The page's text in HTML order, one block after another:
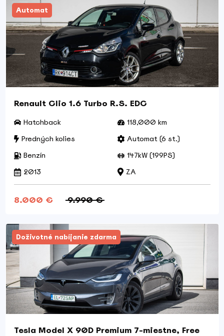
Automat
Renault Clio 1.6 Turbo R.S. EDC
Hatchback
118,000 km
Predných kolies
Automat (6 st.)
Benzín
147kW (199PS)
2013
ZA
8.000 € 9.990 €
Doživotné nabíjanie zdarma
Tesla Model X 90D Premium 7-miestne, Free